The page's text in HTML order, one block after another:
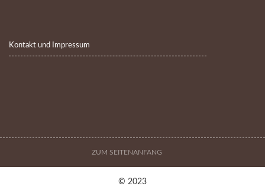
Kontakt und Impressum
ZUM SEITENANFANG
© 2023